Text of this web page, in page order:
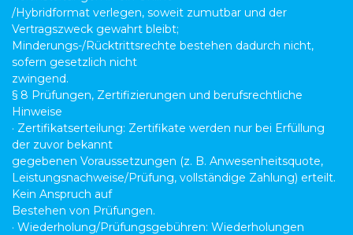
/Hybridformat verlegen, soweit zumutbar und der
Vertragszweck gewahrt bleibt;
Minderungs-/Rücktrittsrechte bestehen dadurch nicht,
sofern gesetzlich nicht
zwingend.
§ 8 Prüfungen, Zertifizierungen und berufsrechtliche
Hinweise
· Zertifikatserteilung: Zertifikate werden nur bei Erfüllung
der zuvor bekannt
gegebenen Voraussetzungen (z. B. Anwesenheitsquote,
Leistungsnachweise/Prüfung, vollständige Zahlung) erteilt.
Kein Anspruch auf
Bestehen von Prüfungen.
· Wiederholung/Prüfungsgebühren: Wiederholungen